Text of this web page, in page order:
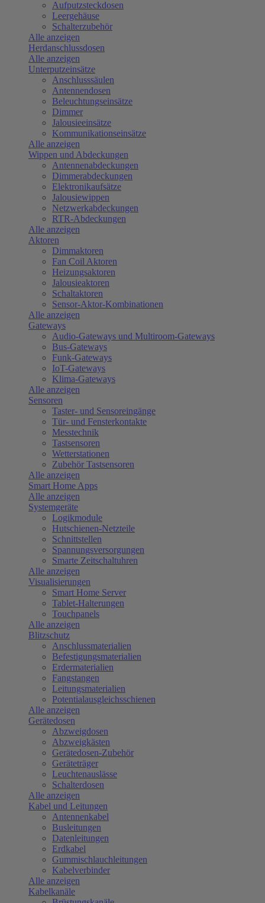
Aufputzsteckdosen
Leergehäuse
Schalterzubehör
Alle anzeigen
Herdanschlussdosen
Alle anzeigen
Unterputzeinsätze
Anschlusssäulen
Antennendosen
Beleuchtungseinsätze
Dimmer
Jalousieeinsätze
Kommunikationseinsätze
Alle anzeigen
Wippen und Abdeckungen
Antennenabdeckungen
Dimmerabdeckungen
Elektronikaufsätze
Jalousiewippen
Netzwerkabdeckungen
RTR-Abdeckungen
Alle anzeigen
Aktoren
Dimmaktoren
Fan Coil Aktoren
Heizungsaktoren
Jalousieaktoren
Schaltaktoren
Sensor-Aktor-Kombinationen
Alle anzeigen
Gateways
Audio-Gateways und Multiroom-Gateways
Bus-Gateways
Funk-Gateways
IoT-Gateways
Klima-Gateways
Alle anzeigen
Sensoren
Taster- und Sensoreingänge
Tür- und Fensterkontakte
Messtechnik
Tastsensoren
Wetterstationen
Zubehör Tastsensoren
Alle anzeigen
Smart Home Apps
Alle anzeigen
Systemgeräte
Logikmodule
Hutschienen-Netzteile
Schnittstellen
Spannungsversorgungen
Smarte Zeitschaltuhren
Alle anzeigen
Visualisierungen
Smart Home Server
Tablet-Halterungen
Touchpanels
Alle anzeigen
Blitzschutz
Anschlussmaterialien
Befestigungsmaterialien
Erdermaterialien
Fangstangen
Leitungsmaterialien
Potentialausgleichsschienen
Alle anzeigen
Gerätedosen
Abzweigdosen
Abzweigkästen
Gerätedosen-Zubehör
Geräteträger
Leuchtenauslässe
Schalterdosen
Alle anzeigen
Kabel und Leitungen
Antennenkabel
Busleitungen
Datenleitungen
Erdkabel
Gummischlauchleitungen
Kabelverbinder
Alle anzeigen
Kabelkanäle